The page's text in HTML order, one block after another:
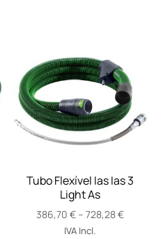
Tubo Flexível Ias Ias 3
Light As
386,70 € – 728,28€Price
IVA Incl.